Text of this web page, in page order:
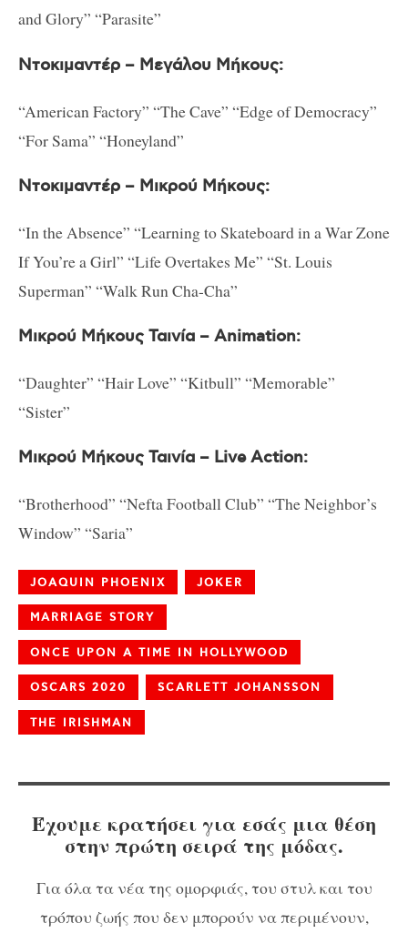
and Glory” “Parasite”
Ντοκιμαντέρ – Μεγάλου Μήκους:
“American Factory” “The Cave” “Edge of Democracy”
“For Sama” “Honeyland”
Ντοκιμαντέρ – Μικρού Μήκους:
“In the Absence” “Learning to Skateboard in a War Zone
If You’re a Girl” “Life Overtakes Me” “St. Louis
Superman” “Walk Run Cha-Cha”
Μικρού Μήκους Ταινία – Animation:
“Daughter” “Hair Love” “Kitbull” “Memorable”
“Sister”
Μικρού Μήκους Ταινία – Live Action:
“Brotherhood” “Nefta Football Club” “The Neighbor’s
Window” “Saria”
JOAQUIN PHOENIX JOKER
MARRIAGE STORY
ONCE UPON A TIME IN HOLLYWOOD
OSCARS 2020 SCARLETT JOHANSSON
THE IRISHMAN
Έχουμε κρατήσει για εσάς μια θέση
στην πρώτη σειρά της μόδας.
Για όλα τα νέα της ομορφιάς, του στυλ και του
τρόπου ζωής που δεν μπορούν να περιμένουν,